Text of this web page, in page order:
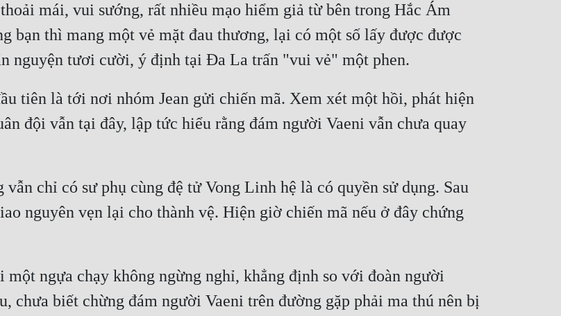
mái, vui sướng, rất nhiều mạo hiểm giả từ bên trong Hắc Ám
bạn thì mang một vẻ mặt đau thương, lại có một số lấy được được
nguyện tươi cười, ý định tại Đa La trấn "vui vẻ" một phen.
tiên là tới nơi nhóm Jean gửi chiến mã. Xem xét một hồi, phát hiện
đội vẫn tại đây, lập tức hiểu rằng đám người Vaeni vẫn chưa quay
chỉ có sư phụ cùng đệ tử Vong Linh hệ là có quyền sử dụng. Sau
nguyên vẹn lại cho thành vệ. Hiện giờ chiến mã nếu ở đây chứng
ngựa chạy không ngừng nghỉ, khẳng định so với đoàn người
chưa biết chừng đám người Vaeni trên đường gặp phải ma thú nên bị